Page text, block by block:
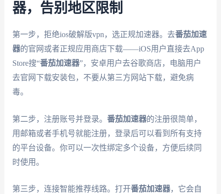
器，告别地区限制
第一步，拒绝ios破解版vpn，选正规加速器。去番茄加速
器的官网或者正规应用商店下载——iOS用户直接去App
Store搜“番茄加速器”，安卓用户去谷歌商店，电脑用户
去官网下载安装包，不要从第三方网站下载，避免病
毒。
第二步，注册账号并登录。 番茄加速器的注册很简单，
用邮箱或者手机号就能注册，登录后可以看到所有支持
的平台设备。你可以一次性绑定多个设备，方便后续同
时使用。
第三步，连接智能推荐线路。打开番茄加速器，它会自